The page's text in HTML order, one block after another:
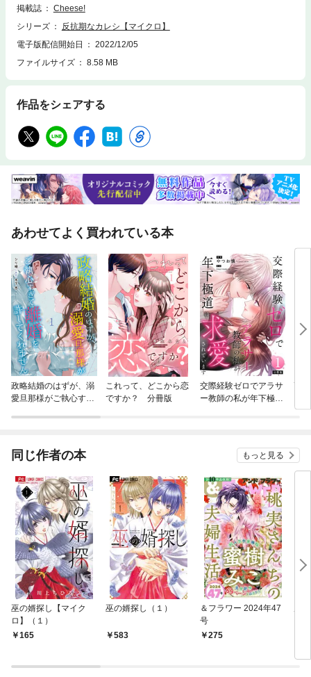
掲載誌
Cheese!
シリーズ
反抗期なカレシ【マイクロ】
電子版配信開始日
2022/12/05
ファイルサイズ
8.58 MB
作品をシェアする
あわせてよく買われている本
政略結婚のはずが、溺
愛旦那様がご執心すぎ
これって、どこから恋
ですか？ 分冊版
交際経験ゼロでアラサ
ー教師の私が年下極道
高
同じ作者の本 もっと見る
巫の婿探し【マイク
ロ】（１）
165
巫の婿探し（１）
583
＆フラワー 2024年47
号
275